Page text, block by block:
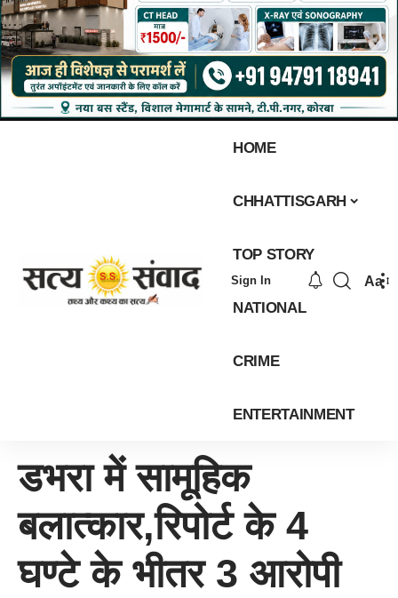
HOME
CHHATTISGARH
TOP STORY
NATIONAL
CRIME
ENTERTAINMENT
Sign In Aa
डभरा में सामूहिक
बलात्कार,रिपोर्ट के 4
घण्टे के भीतर 3 आरोपी